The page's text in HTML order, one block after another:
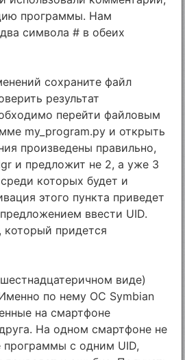
программы. Нам
символа # в обеих
сохраните файл
результат
перейти файловым
my_program.py и открыть
произведены правильно,
и предложит не 2, а уже 3
которых будет и
этого пункта приведет
ввести UID.
который придется
виде)
по нему ОС Symbian
на смартфоне
На одном смартфоне не
программы с одним UID,